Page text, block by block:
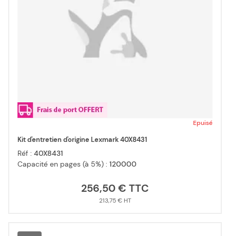
Epuisé
Kit d'entretien d'origine Lexmark 40X8431
Réf : 40X8431
Capacité en pages (à 5%) : 120000
256,50 €
213,75 €